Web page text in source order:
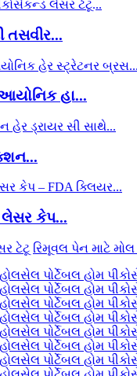
તસવીર...
હા...
લેસર કેપ...